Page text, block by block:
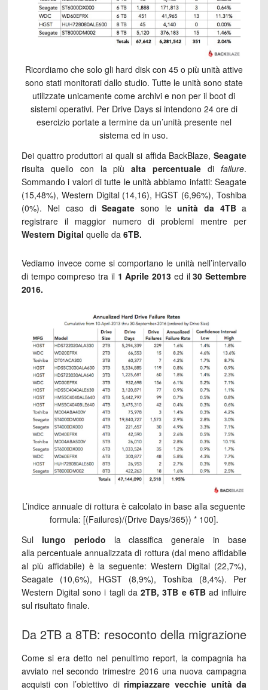
Ricordiamo che solo gli hard disk con 45 o più unità attive
sono stati monitorati dallo studio. Tutte le unità sono state
utilizzate unicamente come archivi e non per il boot di
sistemi operativi. Per Drive Days si intendono 24 ore di
esercizio portate a termine da un’unità presente nel
sistema ed in uso.
Dei quattro produttori ai quali si affida BackBlaze,Seagate
risulta quello con la piùalta percentuale difailure.
Sommando i valori di tutte le unità abbiamo infatti: Seagate
(15,48%), Western Digital (14,16), HGST (6,96%), Toshiba
(0%). Nel caso diSeagate sono leunità da 4TBa
registrare il maggior numero di problemi mentre per
Western Digital quelle da 6TB.
Vediamo invece come si comportano le unità nell’intervallo
di tempo compreso tra il 1 Aprile 2013 ed il30 Settembre
2016.
L’indice annuale di rottura è calcolato in base alla seguente
formula: [(Failures)/(Drive Days/365)) * 100].
Sul lungo periodo la classifica generale in base
alla percentuale annualizzata di rottura (dal meno affidabile
al più affidabile) è la seguente: Western Digital (22,7%),
Seagate (10,6%), HGST (8,9%), Toshiba (8,4%). Per
Western Digital sono i tagli da2TB, 3TB e 6TBad influire
sul risultato finale.
Da 2TB a 8TB: resoconto della migrazione
Come si era detto nel penultimo report, la compagnia ha
avviato nel secondo trimestre 2016 una nuova campagna
acquisti con l’obiettivo dirimpiazzare vecchie unità da